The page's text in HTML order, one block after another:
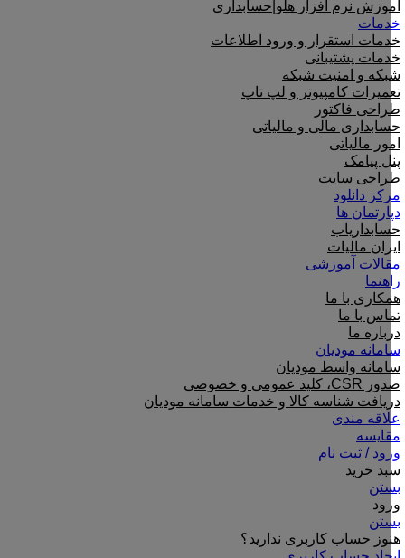
آموزش نرم افزار هلو|حسابداری
خدمات
خدمات استقرار و ورود اطلاعات
خدمات پشتیبانی
شبکه و امنیت شبکه
تعمیرات کامپیوتر و لپ تاپ
طراحی فاکتور
حسابداری مالی و مالیاتی
امور مالیاتی
پنل پیامک
طراحی سایت
مرکز دانلود
دپارتمان ها
حسابداریاب
ایران مالیات
مقالات آموزشی
راهنما
همکاری با ما
تماس با ما
درباره ما
سامانه مودیان
سامانه واسط مودیان
صدور CSR، کلید عمومی و خصوصی
دریافت شناسه کالا و خدمات سامانه مودیان
علاقه مندی
مقایسه
ورود / ثبت نام
سبد خرید
بستن
ورود
بستن
هنوز حساب کاربری ندارید؟